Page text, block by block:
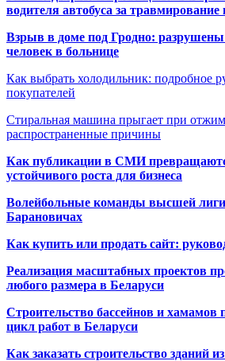
водителя автобуса за
Взрыв в доме под Гродно:
человек в больнице
Как выбрать холодильник: подробное
покупателей
Стиральная машина прыгает при
распространенные причины
Как публикации в СМИ
устойчивого роста для бизнеса
Волейбольные команды высшей лиги
Барановичах
Как купить или продать сайт:
Реализация масштабных проектов
любого размера в Беларуси
Строительство бассейнов и
цикл работ в Беларуси
Как заказать строительство зданий